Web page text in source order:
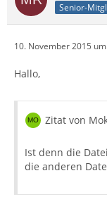
Senior-
10. November 2015
Hallo,
Zitat von
Ist denn die
die anderen